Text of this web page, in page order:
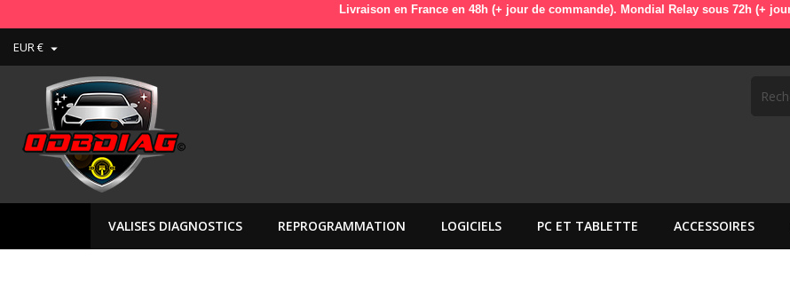
Livraison en France en 48h (+ jour de commande). Mondial Relay sous 72h (+ jour de
EUR € 
VALISES DIAGNOSTICS REPROGRAMMATION LOGICIELS PC ET TABLETTE ACCESSOIRES